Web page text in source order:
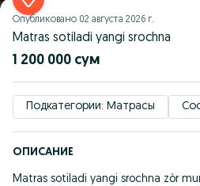
Опубликовано 02 августа 2026 г.
Matras sotiladi yangi srochna
1 200 000 сум
Подкатегории: Матрасы
ОПИСАНИЕ
Matras sotiladi yangi srochna zòr